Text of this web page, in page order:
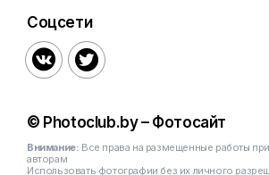
Соцсети
 
© Photoclub.by – Фотосайт
Внимание: Все права на размещенные работы
авторам
Использовать фотографии без их личного